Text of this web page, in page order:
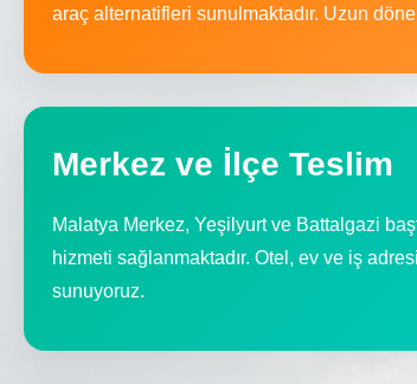
araç alternatifleri sunulmaktadır. Uzun
Merkez ve İlçe Teslim
Malatya Merkez, Yeşilyurt ve Battalgazi
hizmeti sağlanmaktadır. Otel, ev ve iş
sunuyoruz.